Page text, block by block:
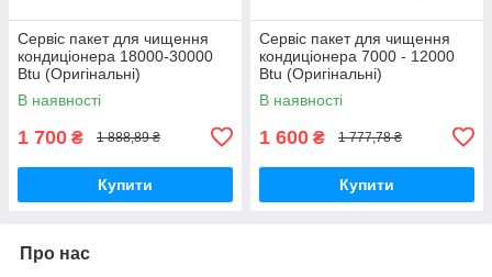
Сервіс пакет для чищення
кондиціонера 18000-30000
Btu (Оригінальні)
В наявності
1 700 ₴ 1 888,89 ₴
Купити
Сервіс пакет для чищення
кондиціонера 7000 - 12000
Btu (Оригінальні)
В наявності
1 600 ₴ 1 777,78 ₴
Купити
Про нас